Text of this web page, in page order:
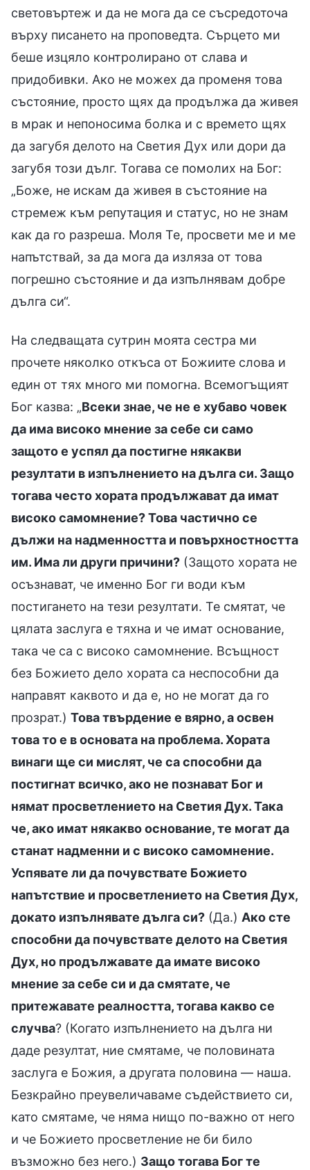
световъртеж и да не мога да се съсредоточа
върху писането на проповедта. Сърцето ми
беше изцяло контролирано от слава и
придобивки. Ако не можех да променя това
състояние, просто щях да продължа да живея
в мрак и непоносима болка и с времето щях
да загубя делото на Светия Дух или дори да
загубя този дълг. Тогава се помолих на Бог:
„Боже, не искам да живея в състояние на
стремеж към репутация и статус, но не знам
как да го разреша. Моля Те, просвети ме и ме
напътствай, за да мога да изляза от това
погрешно състояние и да изпълнявам добре
дълга си“.
На следващата сутрин моята сестра ми
прочете няколко откъса от Божиите слова и
един от тях много ми помогна. Всемогъщият
Бог казва: „Всеки знае, че не е хубаво човек
да има високо мнение за себе си само
защото е успял да постигне някакви
резултати в изпълнението на дълга си. Защо
тогава често хората продължават да имат
високо самомнение? Това частично се
дължи на надменността и повърхностността
им. Има ли други причини? (Защото хората не
осъзнават, че именно Бог ги води към
постигането на тези резултати. Те смятат, че
цялата заслуга е тяхна и че имат основание,
така че са с високо самомнение. Всъщност
без Божието дело хората са неспособни да
направят каквото и да е, но не могат да го
прозрат.) Това твърдение е вярно, а освен
това то е в основата на проблема. Хората
винаги ще си мислят, че са способни да
постигнат всичко, ако не познават Бог и
нямат просветлението на Светия Дух. Така
че, ако имат някакво основание, те могат да
станат надменни и с високо самомнение.
Успявате ли да почувствате Божието
напътствие и просветлението на Светия Дух,
докато изпълнявате дълга си? (Да.) Ако сте
способни да почувствате делото на Светия
Дух, но продължавате да имате високо
мнение за себе си и да смятате, че
притежавате реалността, тогава какво се
случва? (Когато изпълнението на дълга ни
даде резултат, ние смятаме, че половината
заслуга е Божия, а другата половина — наша.
Безкрайно преувеличаваме съдействието си,
като смятаме, че няма нищо по-важно от него
и че Божието просветление не би било
възможно без него.) Защо тогава Бог те